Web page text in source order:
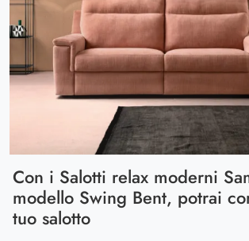
Con i Salotti relax moderni
modello Swing Bent, potrai
tuo salotto